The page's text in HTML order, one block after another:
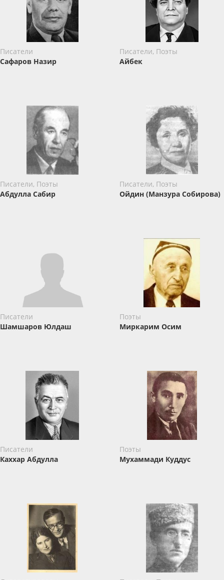
Писатели
Сафаров Назир
Писатели, Поэты
Айбек
Писатели, Поэты
Абдулла Сабир
Писатели, Поэты
Ойдин (Манзура Собирова)
Писатели
Шамшаров Юлдаш
Поэты
Миркарим Осим
Писатели
Каххар Абдулла
Поэты
Мухаммади Куддус